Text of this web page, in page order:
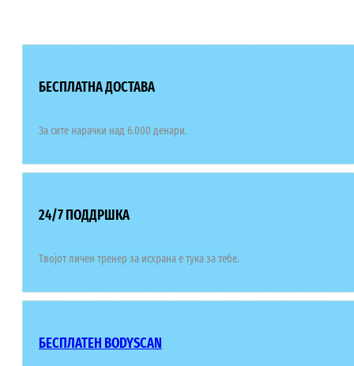
БЕСПЛАТНА ДОСТАВА
За сите нарачки над 6.000 денари.
24/7 ПОДДРШКА
Твојот личен тренер за исхрана е тука за тебе.
БЕСПЛАТЕН BODYSCAN